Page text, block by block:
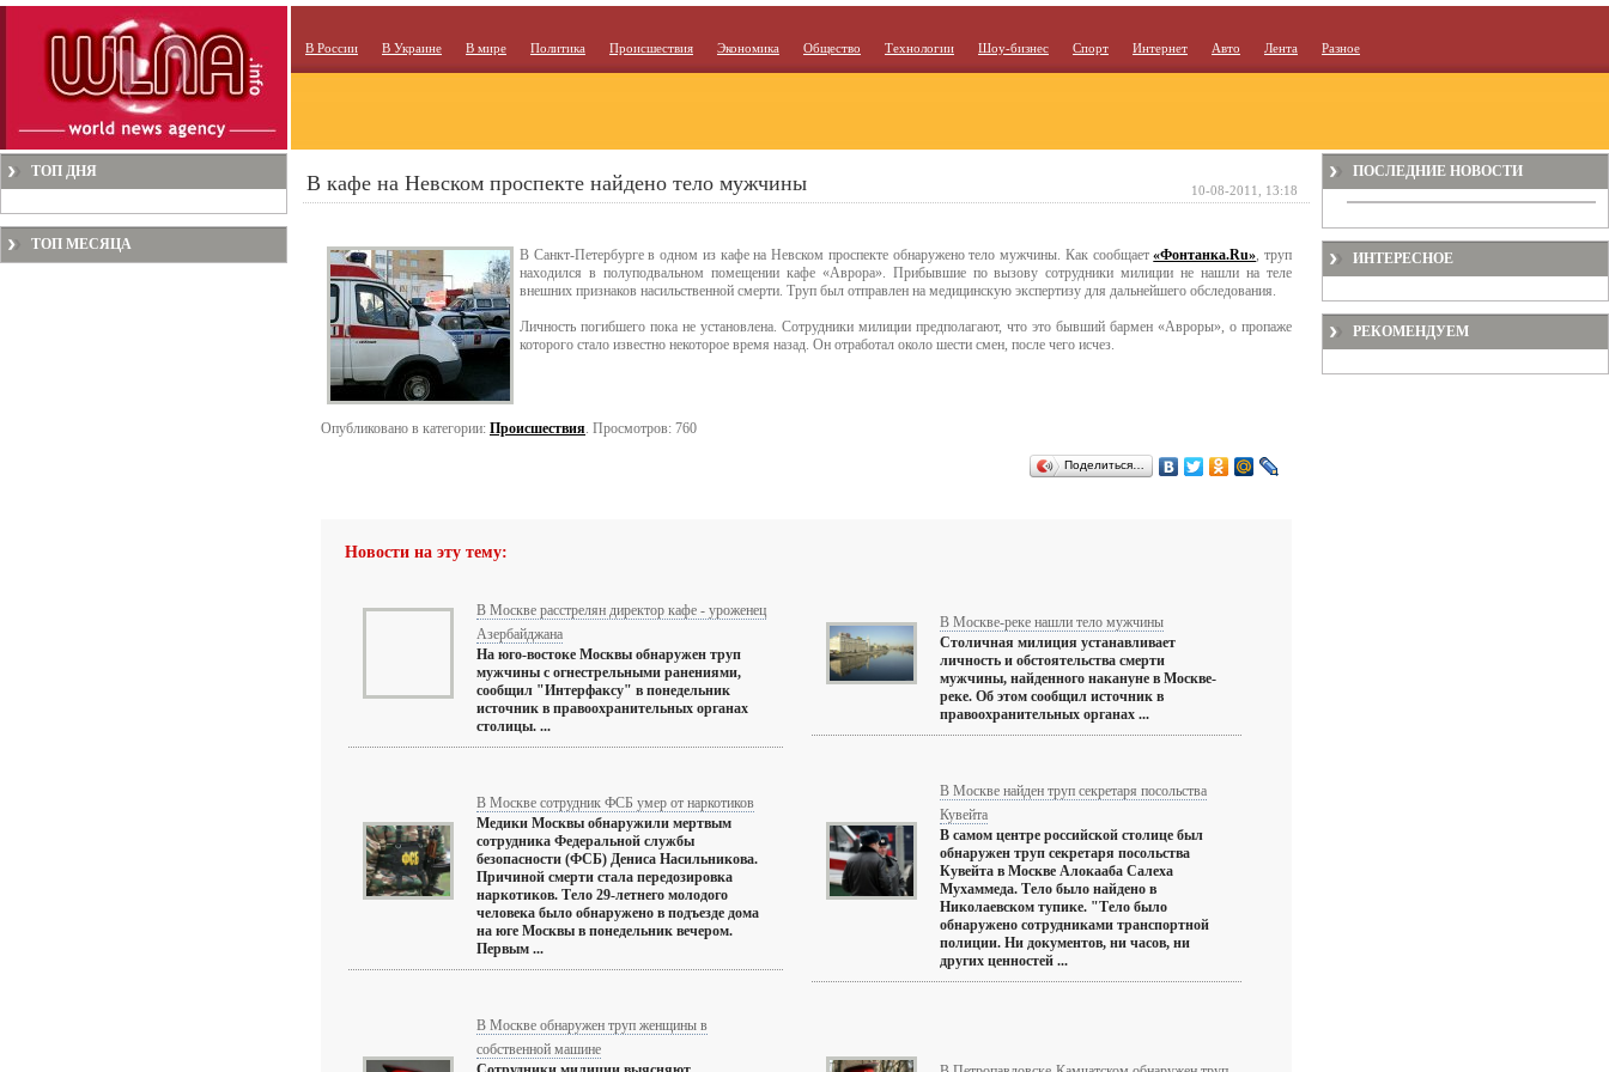
В России В Украине В мире Политика Происшествия Экономика Общество Технологии Шоу-бизнес Спорт Интернет Авто Лента Разное
ТОП ДНЯ
ТОП МЕСЯЦА
В кафе на Невском проспекте найдено тело мужчины
В Санкт-Петербурге в одном из кафе на Невском проспекте обнаружено тело мужчины. Как сообщает«Фонтанка.Ru», труп
находился в полуподвальном помещении кафе «Аврора». Прибывшие по вызову сотрудники милиции не нашли на теле
внешних признаков насильственной смерти. Труп был отправлен на медицинскую экспертизу для дальнейшего обследования.
Личность погибшего пока не установлена. Сотрудники милиции предполагают, что это бывший бармен «Авроры», о пропаже
которого стало известно некоторое время назад. Он отработал около шести смен, после чего исчез.
Опубликовано в категории: Происшествия. Просмотров: 760
Поделиться…
Новости на эту тему:
В Москве расстрелян директор кафе - уроженец
Азербайджана
На юго-востоке Москвы обнаружен труп
мужчины с огнестрельными ранениями,
сообщил "Интерфаксу" в понедельник
источник в правоохранительных органах
столицы. ...
В Москве-реке нашли тело мужчины
Столичная милиция устанавливает
личность и обстоятельства смерти
мужчины, найденного накануне в Москве-
реке. Об этом сообщил источник в
правоохранительных органах ...
В Москве сотрудник ФСБ умер от наркотиков
Медики Москвы обнаружили мертвым
сотрудника Федеральной службы
безопасности (ФСБ) Дениса Насильникова.
Причиной смерти стала передозировка
наркотиков. Тело 29-летнего молодого
человека было обнаружено в подъезде дома
на юге Москвы в понедельник вечером.
Первым ...
В Москве найден труп секретаря посольства
Кувейта
В самом центре российской столице был
обнаружен труп секретаря посольства
Кувейта в Москве Алокааба Салеха
Мухаммеда. Тело было найдено в
Николаевском тупике. "Тело было
обнаружено сотрудниками транспортной
полиции. Ни документов, ни часов, ни
других ценностей ...
В Москве обнаружен труп женщины в
собственной машине
10-08-2011, 13:18
ПОСЛЕДНИЕ НОВОСТИ
ИНТЕРЕСНОЕ
РЕКОМЕНДУЕМ